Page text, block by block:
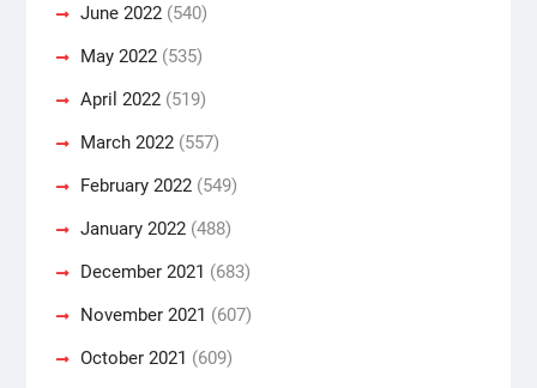
June 2022(540)
May 2022(535)
April 2022(519)
March 2022(557)
February 2022(549)
January 2022(488)
December 2021 (683)
November 2021 (607)
October 2021 (609)